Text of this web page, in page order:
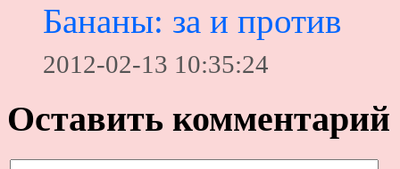
Бананы: за и против
2012-02-13 10:35:24
Оставить комментарий